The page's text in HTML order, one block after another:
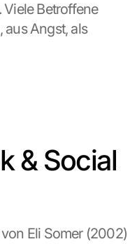
Betroffene
aus Angst, als
& Social
Eli Somer (2002)